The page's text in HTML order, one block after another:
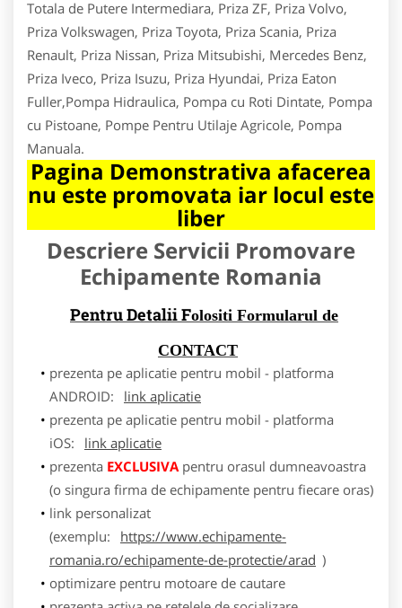
Totala de Putere Intermediara, Priza ZF, Priza Volvo,
Priza Volkswagen, Priza Toyota, Priza Scania, Priza
Renault, Priza Nissan, Priza Mitsubishi, Mercedes Benz,
Priza Iveco, Priza Isuzu, Priza Hyundai, Priza Eaton
Fuller,Pompa Hidraulica, Pompa cu Roti Dintate, Pompa
cu Pistoane, Pompe Pentru Utilaje Agricole, Pompa
Manuala.
Pagina Demonstrativa afacerea
nu este promovata iar locul este
liber
Descriere Servicii Promovare
Echipamente Romania
Pentru Detalii Folositi Formularul de
CONTACT
prezenta pe aplicatie pentru mobil - platforma
ANDROID:
link aplicatie
prezenta pe aplicatie pentru mobil - platforma
iOS:
link aplicatie
prezenta EXCLUSIVApentru orasul dumneavoastra
(o singura firma de echipamente pentru fiecare oras)
link personalizat
(exemplu:
https://www.echipamente-
romania.ro/echipamente-de-protectie/arad )
optimizare pentru motoare de cautare